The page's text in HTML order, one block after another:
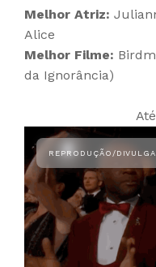
Melhor Atriz:
Alice
Melhor Filme:
da Ignorância)